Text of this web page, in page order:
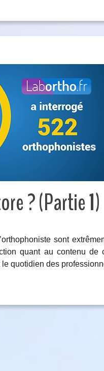
? (Partie 1)
sont
quant au contenu de
le quotidien des